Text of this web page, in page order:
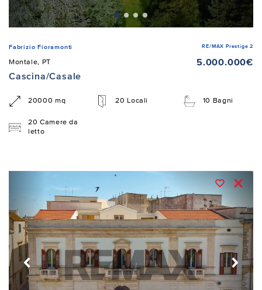
Fabrizio Fioramonti RE/MAX Prestige 2
Montale, PT
5.000.000€
Cascina/Casale
20000 mq 20 Locali 10 Bagni
20 Camere da
letto